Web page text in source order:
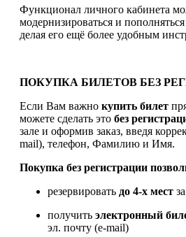
Функционал личного кабинета
модернизироваться и
делая его ещё более удобным
ПОКУПКА БИЛЕТОВ БЕЗ
Если Вам важно купить билет
можете сделать это без
зале и оформив заказ, введя
mail), телефон, Фамилию и Имя.
Покупка без регистрации
резервировать до 4-х мест
получить электронный
эл. почту (e-mail)